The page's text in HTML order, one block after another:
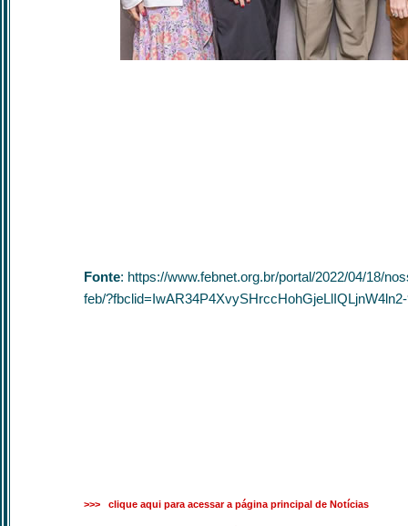
Fonte: https://www.febnet.org.br/portal/2022/04/18/
feb/
>>> clique aqui para acessar a página principal de Notícias